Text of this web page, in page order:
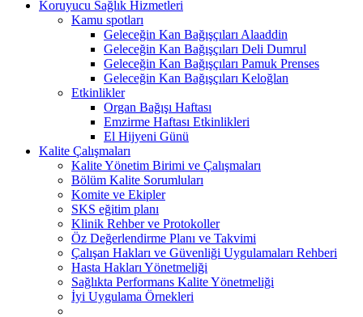
Koruyucu Sağlık Hizmetleri
Kamu spotları
Geleceğin Kan Bağışçıları Alaaddin
Geleceğin Kan Bağışçıları Deli Dumrul
Geleceğin Kan Bağışçıları Pamuk Prenses
Geleceğin Kan Bağışçıları Keloğlan
Etkinlikler
Organ Bağışı Haftası
Emzirme Haftası Etkinlikleri
El Hijyeni Günü
Kalite Çalışmaları
Kalite Yönetim Birimi ve Çalışmaları
Bölüm Kalite Sorumluları
Komite ve Ekipler
SKS eğitim planı
Klinik Rehber ve Protokoller
Öz Değerlendirme Planı ve Takvimi
Çalışan Hakları ve Güvenliği Uygulamaları Rehberi
Hasta Hakları Yönetmeliği
Sağlıkta Performans Kalite Yönetmeliği
İyi Uygulama Örnekleri